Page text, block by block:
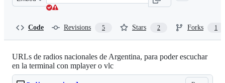
this
Code Revisions 5 Stars 2 Forks 1
URLs de radios nacionales de Argentina, para poder escuchar
en la terminal con mplayer o vlc